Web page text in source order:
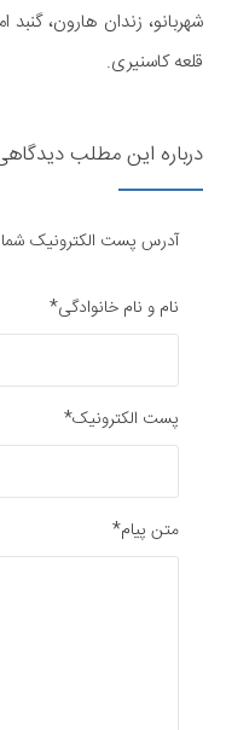
شهربانو، زندان هارون، گنبد
قلعه کاسنیری.​
درباره این مطلب
آدرس پست الکترونیک
نام و نام خانوادگی*
پست الکترونیک*
متن پیام*